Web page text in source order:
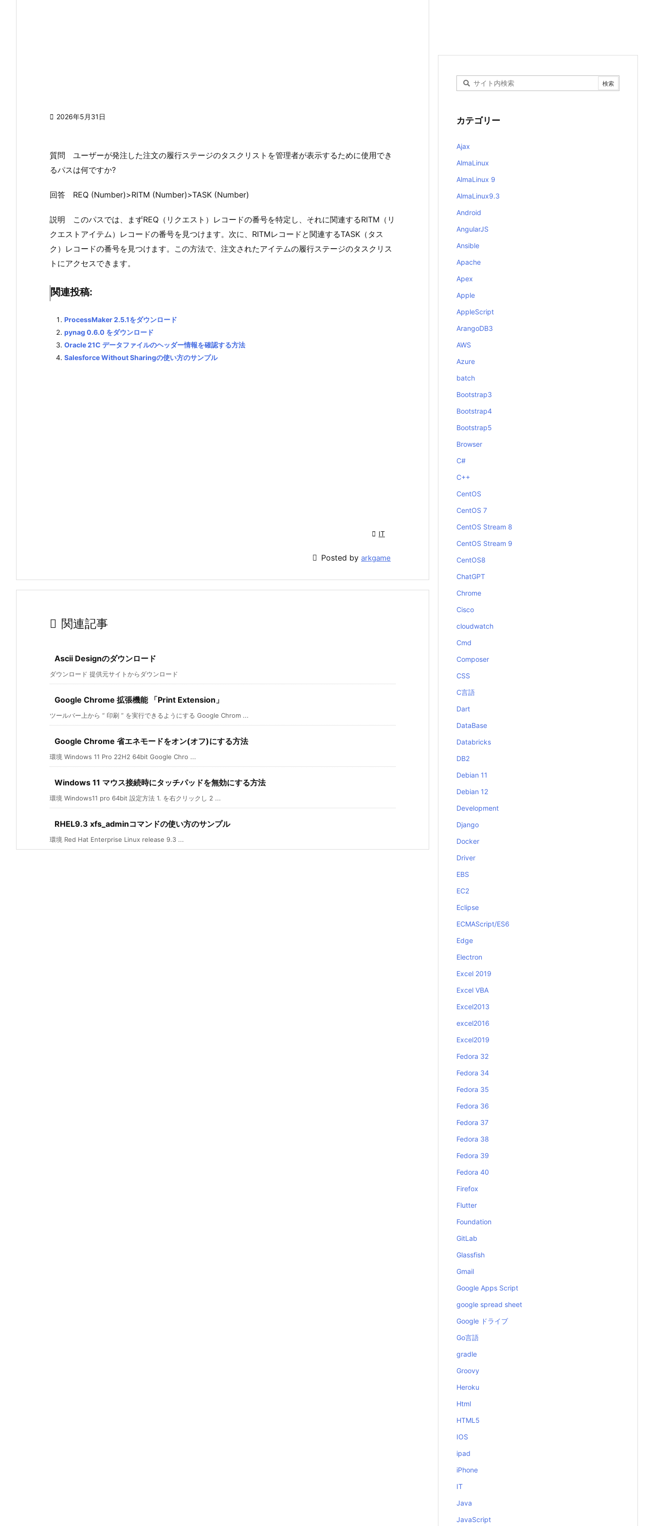
 2026年5月31日
質問 ユーザーが発注した注文の履行ステージのタスクリストを管理者が表示するために使用でき
るパスは何ですか?
回答 REQ (Number)>RITM (Number)>TASK (Number)
説明 このパスでは、まずREQ（リクエスト）レコードの番号を特定し、それに関連するRITM（リ
クエストアイテム）レコードの番号を見つけます。次に、RITMレコードと関連するTASK（タス
ク）レコードの番号を見つけます。この方法で、注文されたアイテムの履行ステージのタスクリス
トにアクセスできます。
関連投稿:
ProcessMaker 2.5.1をダウンロード
pynag 0.6.0 をダウンロード
Oracle 21C データファイルのヘッダー情報を確認する方法
Salesforce Without Sharingの使い方のサンプル
 IT
 Posted by arkgame
 関連記事
Ascii Designのダウンロード
ダウンロード 提供元サイトからダウンロード
Google Chrome 拡張機能 「Print Extension」
ツールバー上から “ 印刷 ” を実行できるようにする Google Chrom ...
Google Chrome 省エネモードをオン(オフ)にする方法
環境 Windows 11 Pro 22H2 64bit Google Chro ...
Windows 11 マウス接続時にタッチパッドを無効にする方法
環境 Windows11 pro 64bit 設定方法 1. を右クリックし 2 ...
RHEL9.3 xfs_adminコマンドの使い方のサンプル
環境 Red Hat Enterprise Linux release 9.3 ...
カテゴリー
Ajax
AlmaLinux
AlmaLinux 9
AlmaLinux9.3
Android
AngularJS
Ansible
Apache
Apex
Apple
AppleScript
ArangoDB3
AWS
Azure
batch
Bootstrap3
Bootstrap4
Bootstrap5
Browser
C#
C++
CentOS
CentOS 7
CentOS Stream 8
CentOS Stream 9
CentOS8
ChatGPT
Chrome
Cisco
cloudwatch
Cmd
Composer
CSS
C言語
Dart
DataBase
Databricks
DB2
Debian 11
Debian 12
Development
Django
Docker
Driver
EBS
EC2
Eclipse
ECMAScript/ES6
Edge
Electron
Excel 2019
Excel VBA
Excel2013
excel2016
Excel2019
Fedora 32
Fedora 34
Fedora 35
Fedora 36
Fedora 37
Fedora 38
Fedora 39
Fedora 40
Firefox
Flutter
Foundation
GitLab
Glassfish
Gmail
Google Apps Script
google spread sheet
Google ドライブ
Go言語
gradle
Groovy
Heroku
Html
HTML5
IOS
ipad
iPhone
IT
Java
JavaScript